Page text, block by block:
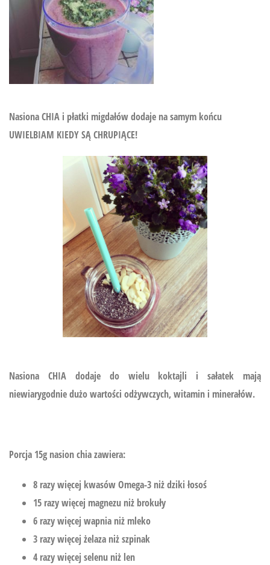
Nasiona CHIA i płatki migdałów dodaje na samym końcu
UWIELBIAM KIEDY SĄ CHRUPIĄCE!
Nasiona CHIA dodaje do wielu koktajli i sałatek mają
niewiarygodnie dużo wartości odżywczych, witamin i minerałów.
Porcja 15g nasion chia zawiera:
8 razy więcej kwasów Omega-3 niż dziki łosoś
15 razy więcej magnezu niż brokuły
6 razy więcej wapnia niż mleko
3 razy więcej żelaza niż szpinak
4 razy więcej selenu niż len